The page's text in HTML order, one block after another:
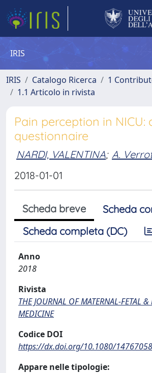
IRIS
IRIS Catalogo Ricerca
1
1.1 Articolo in rivista
Pain perception in NICU:
questionnaire
NARDI, VALENTINA; A.
2018-01-01
Scheda breve
Scheda
Scheda completa (DC)
Anno
2018
Rivista
THE JOURNAL OF MATERNAL-FETAL &
MEDICINE
Codice DOI
https://dx.doi.org/10.1080/
Appare nelle tipologie: